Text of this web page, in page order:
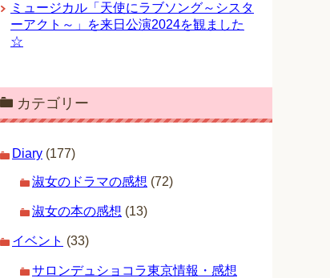
ミュージカル「天使にラブソング～シスタ
ーアクト～」を来日公演2024を観ました
☆
カテゴリー
Diary (177)
淑女のドラマの感想 (72)
淑女の本の感想 (13)
イベント (33)
サロンデュショコラ東京情報・感想